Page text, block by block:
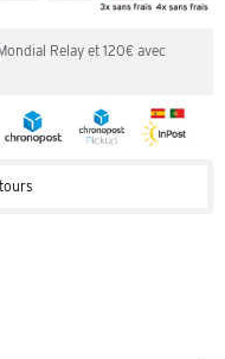
Relay et 120€ avec